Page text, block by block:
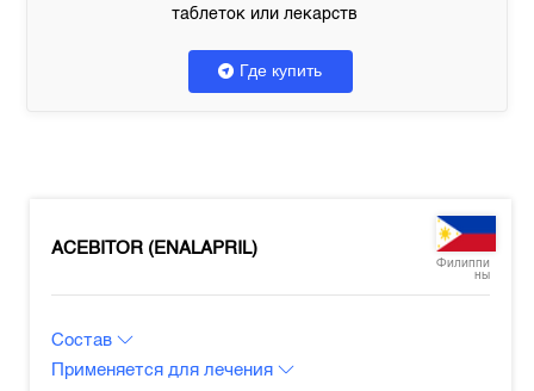
таблеток или лекарств
Где купить
ACEBITOR (ENALAPRIL)
Филиппи
ны
Состав
Применяется для лечения